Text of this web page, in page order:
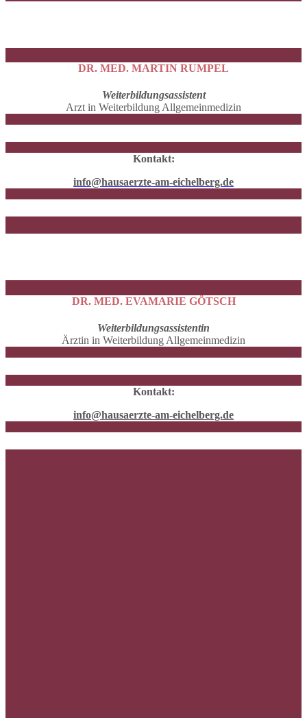
DR. MED. MARTIN RUMPEL
Weiterbildungsassistent
Arzt in Weiterbildung Allgemeinmedizin
Kontakt:
info@hausaerzte-am-eichelberg.de
DR. MED. EVAMARIE GÖTSCH
Weiterbildungsassistentin
Ärztin in Weiterbildung Allgemeinmedizin
Kontakt:
info@hausaerzte-am-eichelberg.de